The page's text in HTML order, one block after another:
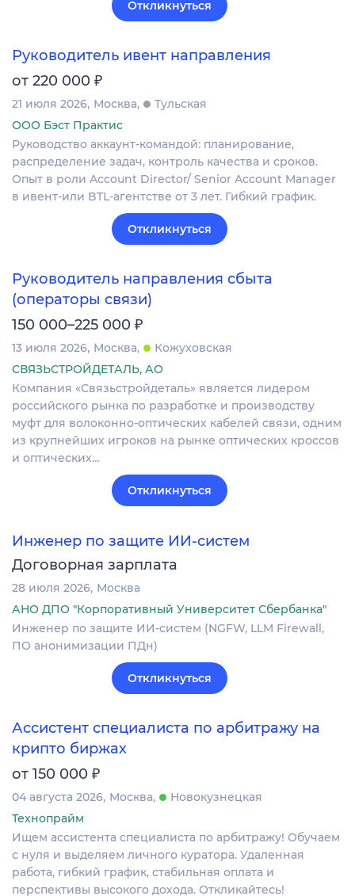
Откликнуться
Руководитель ивент направления
от 220 000 ₽
21 июля 2026 Москва
Тульская
ООО Бэст Практис
Руководство аккаунт-командой: планирование,
распределение задач, контроль качества и сроков.
Опыт в роли Account Director/ Senior Account Manager
в ивент-или BTL-агентстве от 3 лет. Гибкий график.
Откликнуться
Руководитель направления сбыта
(операторы связи)
150 000–225 000 ₽
13 июля 2026 Москва
Кожуховская
СВЯЗЬСТРОЙДЕТАЛЬ, АО
Компания «Связьстройдеталь» является лидером
российского рынка по разработке и производству
муфт для волоконно-оптических кабелей связи, одним
из крупнейших игроков на рынке оптических кроссов
и оптических…
Откликнуться
Инженер по защите ИИ-систем
Договорная зарплата
28 июля 2026 Москва
АНО ДПО "Корпоративный Университет Сбербанка"
Инженер по защите ИИ-систем (NGFW, LLM Firewall,
ПО анонимизации ПДн)
Откликнуться
Ассистент специалиста по арбитражу на
крипто биржах
от 150 000 ₽
04 августа 2026 Москва
Новокузнецкая
Технопрайм
Ищем ассистента специалиста по арбитражу! Обучаем
с нуля и выделяем личного куратора. Удаленная
работа, гибкий график, стабильная оплата и
перспективы высокого дохода. Откликайтесь!